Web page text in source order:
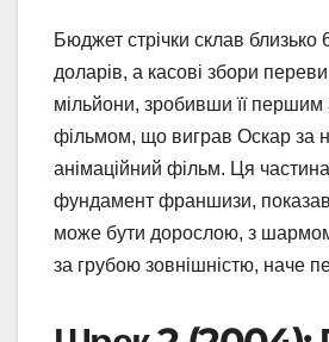
Бюджет стрічки склав близько
доларів, а касові збори
мільйони, зробивши її першим
фільмом, що виграв Оскар за
анімаційний фільм. Ця
фундамент франшизи,
може бути дорослою, з
за грубою зовнішністю, наче